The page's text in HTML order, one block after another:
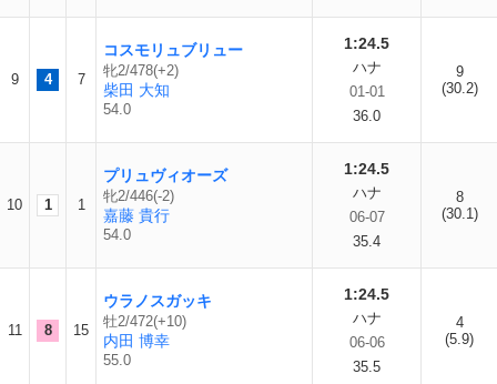
9 4 7
コスモリュブリュー
牝2/478(+2)
柴田 大知
54.0
1:24.5
ハナ
01-01
36.0
9
(30.2)
10 1 1
プリュヴィオーズ
牝2/446(-2)
嘉藤 貴行
54.0
1:24.5
ハナ
06-07
35.4
8
(30.1)
11 8 15
ウラノスガッキ
牡2/472(+10)
内田 博幸
55.0
1:24.5
ハナ
06-06
35.5
4
(5.9)